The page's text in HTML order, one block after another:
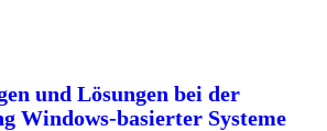
und Lösungen bei der
Windows-basierter Systeme